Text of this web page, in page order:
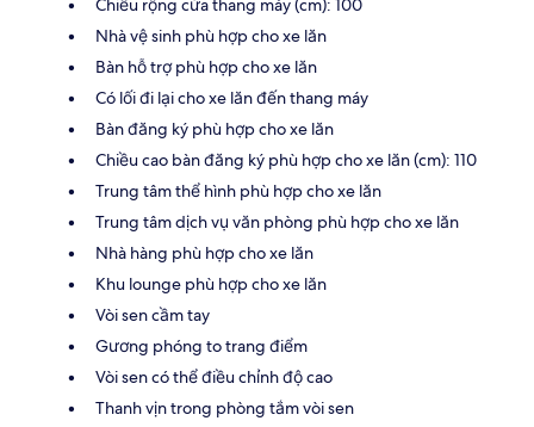
Chiều rộng cửa thang máy (cm): 100
Nhà vệ sinh phù hợp cho xe lăn
Bàn hỗ trợ phù hợp cho xe lăn
Có lối đi lại cho xe lăn đến thang máy
Bàn đăng ký phù hợp cho xe lăn
Chiều cao bàn đăng ký phù hợp cho xe lăn (cm): 110
Trung tâm thể hình phù hợp cho xe lăn
Trung tâm dịch vụ văn phòng phù hợp cho xe lăn
Nhà hàng phù hợp cho xe lăn
Khu lounge phù hợp cho xe lăn
Vòi sen cầm tay
Gương phóng to trang điểm
Vòi sen có thể điều chỉnh độ cao
Thanh vịn trong phòng tắm vòi sen